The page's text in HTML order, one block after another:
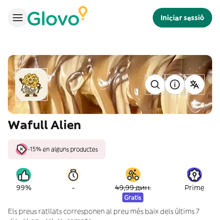
Iniciar sessió
Wafull Alien
-15% en alguns productes
99% - 49,99 дин.
Gratis
Prime
Els preus ratllats corresponen al preu més baix dels últims 7